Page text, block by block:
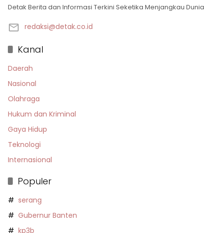
Detak Berita dan Informasi Terkini Seketika Menjangkau Dunia
redaksi@detak.co.id
Kanal
Daerah
Nasional
Olahraga
Hukum dan Kriminal
Gaya Hidup
Teknologi
Internasional
Populer
serang
Gubernur Banten
kp3b